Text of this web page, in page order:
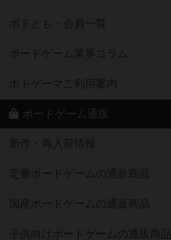
ボドとも・会員一覧
ボードゲーム業界コラム
ボドゲーマご利用案内
ボードゲーム通販
新作・再入荷情報
定番ボードゲームの通販商品
国産ボードゲームの通販商品
子供向けボードゲームの通販商品